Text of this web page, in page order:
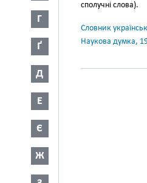
Г
Ґ
Д
Е
Є
Ж
сполучні слова).
Словник
Наукова думка,